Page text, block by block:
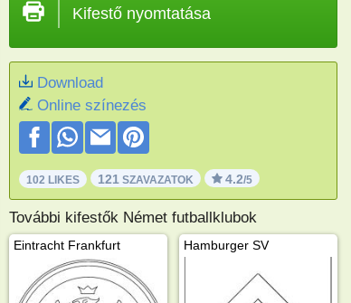
Kifestő nyomtatása
Download
Online színezés
102 LIKES 121 SZAVAZATOK 4.2/5
További kifestők Német futballklubok
Eintracht Frankfurt Hamburger SV